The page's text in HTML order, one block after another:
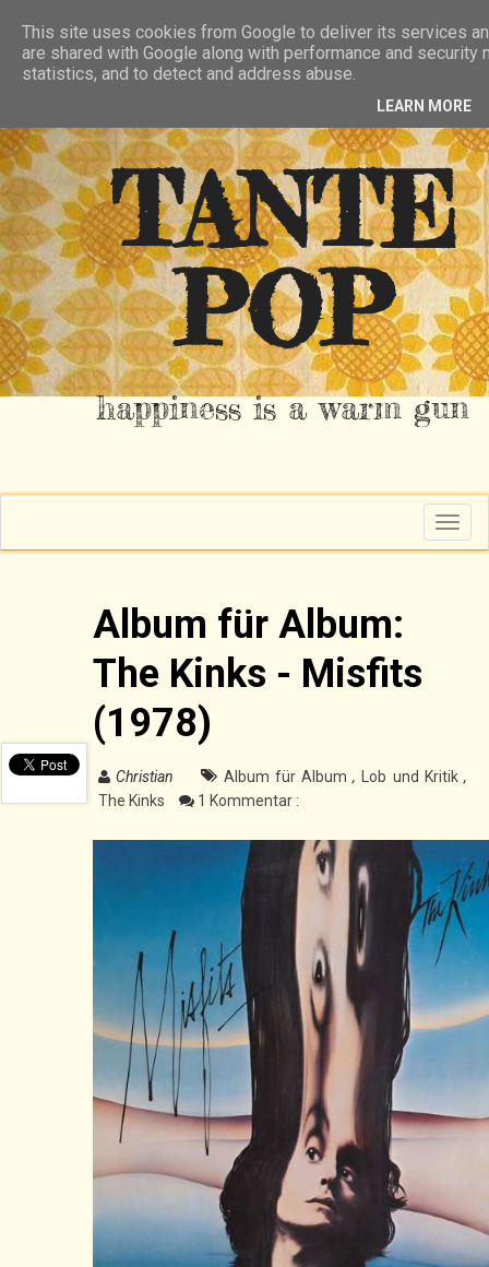
RSS FEED
TANTE
POP
happiness is a warm gun
T
o
g
Album für Album:
The Kinks - Misfits
(1978)
Christian Album für Album, Lob und Kritik,
The Kinks
1 Kommentar :
This site uses cookies from Google to deliver its services
are shared with Google along with performance and
statistics, and to detect and address abuse.
LEARN MORE